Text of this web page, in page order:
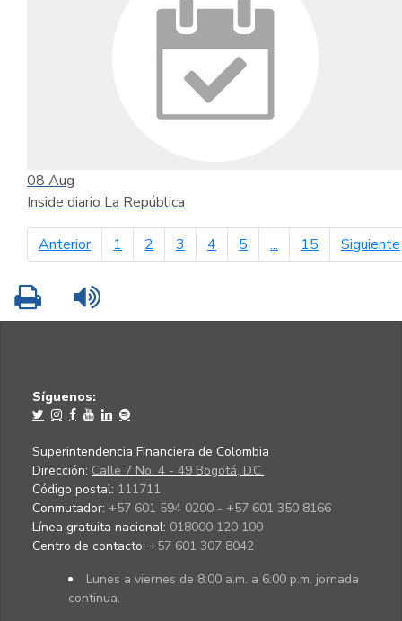
08 Aug
Inside diario La República
Anteriorpágina anterior
1 2 3 4 5 ... 15 Siguiente
Imprimir
Síguenos:
Superintendencia Financiera de Colombia
Dirección: Calle 7 No. 4 - 49 Bogotá, D.C.
Código postal: 111711
Conmutador: +57 601 594 0200 - +57 601 350 8166
Línea gratuita nacional: 018000 120 100
Centro de contacto: +57 601 307 8042
Lunes a viernes de 8:00 a.m. a 6:00 p.m. jornada
continua.